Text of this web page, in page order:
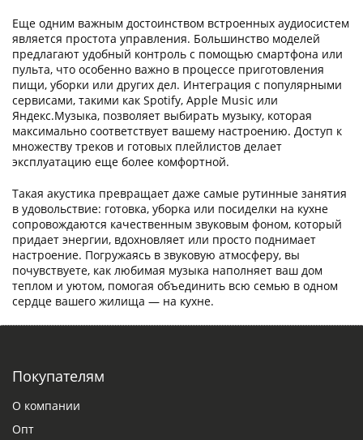
Еще одним важным достоинством встроенных аудиосистем
является простота управления. Большинство моделей
предлагают удобный контроль с помощью смартфона или
пульта, что особенно важно в процессе приготовления
пищи, уборки или других дел. Интеграция с популярными
сервисами, такими как Spotify, Apple Music или
Яндекс.Музыка, позволяет выбирать музыку, которая
максимально соответствует вашему настроению. Доступ к
множеству треков и готовых плейлистов делает
эксплуатацию еще более комфортной.
Такая акустика превращает даже самые рутинные занятия
в удовольствие: готовка, уборка или посиделки на кухне
сопровождаются качественным звуковым фоном, который
придает энергии, вдохновляет или просто поднимает
настроение. Погружаясь в звуковую атмосферу, вы
почувствуете, как любимая музыка наполняет ваш дом
теплом и уютом, помогая объединить всю семью в одном
сердце вашего жилища — на кухне.
Покупателям
О компании
Опт